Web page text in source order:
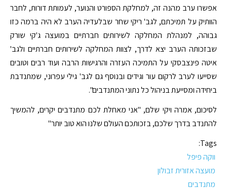
אפשרו ערב מהנה זה, למחלקת הספורט והנוער, לעמותת דורות, לחבר
הוותיק על תמיכתם, לגב' ריקי שחר שבלעדיה הערב לא היה ברמה כזו
גבוהה, למנהלת המחלקה לשירותים חברתיים במועצה ג'קי שורק
שבזכותה הערב יצא לדרך, לצוות המחלקה לשירותים חברתיים ולגב'
איטה פינצבסקי על התמיכה העזרה והרגישות הרבה ועוד רבים וטובים
שסייעו לערב לרקום עור וגידים ובנוסף גם לגב' גילי עפרוני, שמתנדבת
ביחידה ומסייעת בניהול כל נתוני המתנדבים".
לסיכום, אמרה ויקי שלם, "אני מאחלת לכם מתנדבים יקרים, להמשיך
להתנדב בדרך שלכם, בזכותכם העולם שלנו הוא טוב יותר"
Tags:
ווקה פיפל
מועצה אזורית זבולון
מתנדבים